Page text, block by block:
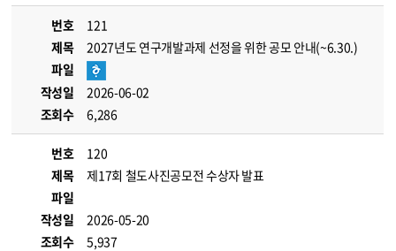
번호
121
제목
2027년도 연구개발과제 선정을 위한 공모 안내(~6.30.)
파일
작성일
2026-06-02
조회수
6,286
번호
120
제목
제17회 철도사진공모전 수상자 발표
파일
작성일
2026-05-20
조회수
5,937